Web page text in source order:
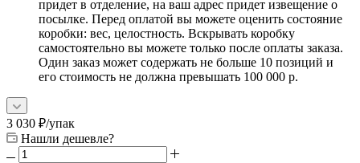
придет в отделение, на ваш адрес придет извещение о
посылке. Перед оплатой вы можете оценить состояние
коробки: вес, целостность. Вскрывать коробку
самостоятельно вы можете только после оплаты заказа.
Один заказ может содержать не больше 10 позиций и
его стоимость не должна превышать 100 000 р.
3 030 ₽/упак
Нашли дешевле?